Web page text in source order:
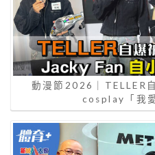
動漫節2026｜TELLER
cosplay「我